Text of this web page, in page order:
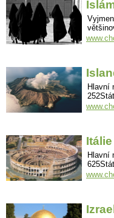
Hlavní
Itálie
Hlavní